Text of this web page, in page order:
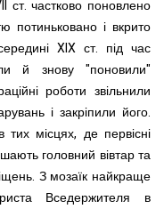
ст. частково поновлено
потиньковано і вкрито
XIX ст. під час
й знову "поновили"
роботи звільнили
і закріпили його.
місцях, де первісні
головний вівтар та
З мозаїк найкраще
Вседержителя в